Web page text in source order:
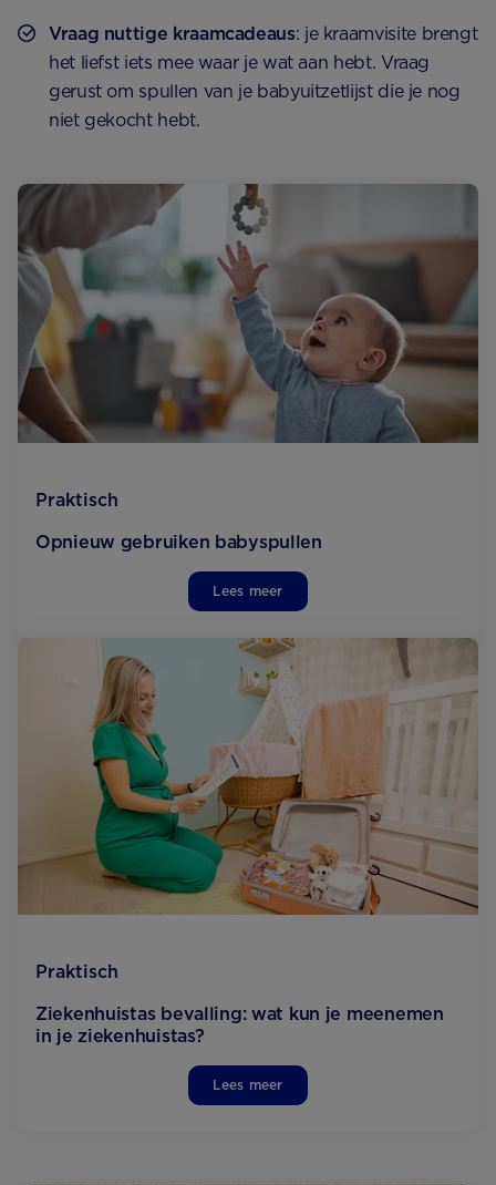
Vraag nuttige kraamcadeaus: je kraamvisite brengt
het liefst iets mee waar je wat aan hebt. Vraag
gerust om spullen van je babyuitzetlijst die je nog
niet gekocht hebt.
Praktisch
Opnieuw gebruiken babyspullen
Lees meer
Praktisch
Ziekenhuistas bevalling: wat kun je meenemen
in je ziekenhuistas?
Lees meer